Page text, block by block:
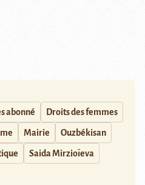
abonné Droits des femmes
Mairie Ouzbékisan
Saida Mirzioïeva